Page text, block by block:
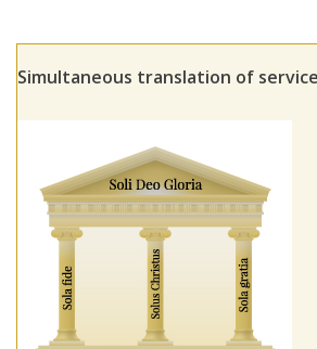
Simultaneous translation of